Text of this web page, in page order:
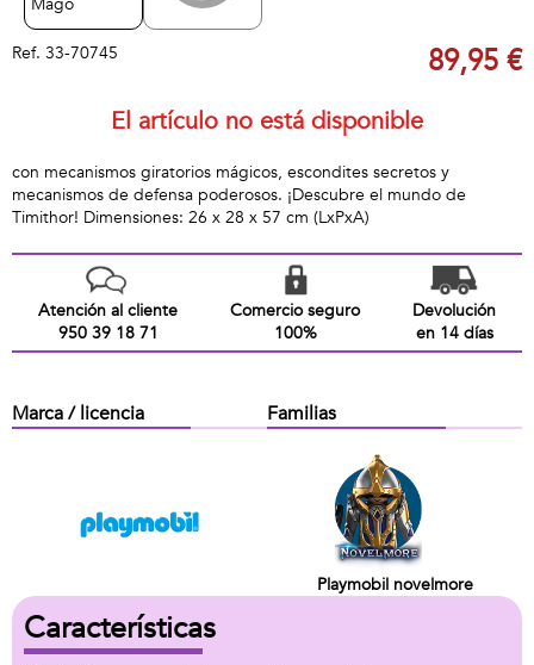
Ref. 33-70745 89,95 €
El artículo no está disponible
con mecanismos giratorios mágicos, escondites secretos y
mecanismos de defensa poderosos. ¡Descubre el mundo de
Timithor! Dimensiones: 26 x 28 x 57 cm (LxPxA)
Atención al cliente
950 39 18 71
Comercio seguro
100%
Devolución
en 14 días
Marca / licencia Familias
Playmobil novelmore
Características